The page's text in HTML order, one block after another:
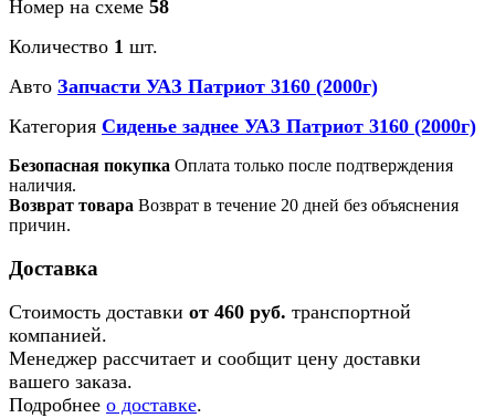
Номер на схеме 58
Количество 1 шт.
Авто Запчасти УАЗ Патриот 3160 (2000г)
Категория Сиденье заднее УАЗ Патриот 3160 (2000г)
Безопасная покупка Оплата только после подтверждения
наличия.
Возврат товара Возврат в течение 20 дней без объяснения
причин.
Доставка
Стоимость доставки от 460 руб. транспортной
компанией.
Менеджер рассчитает и сообщит цену доставки
вашего заказа.
Подробнее о доставке.